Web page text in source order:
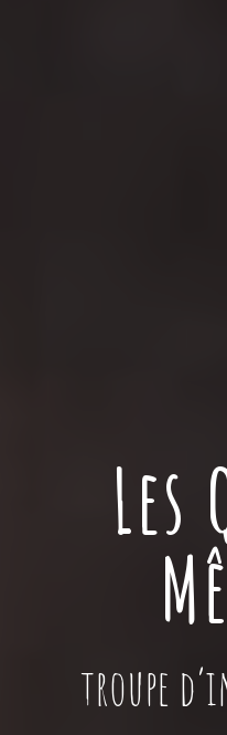
Les
troupe